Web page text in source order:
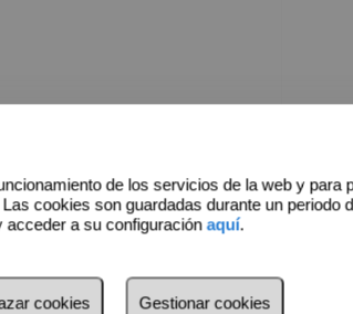
pistas de tenis y pádel, club
de los servicios de la web y para
cookies son guardadas durante un periodo
acceder a su configuraciónaquí.
cookies Gestionar cookies